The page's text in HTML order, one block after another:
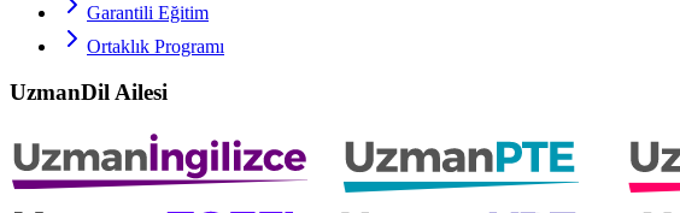
Garantili Eğitim
Ortaklık Programı
UzmanDil Ailesi